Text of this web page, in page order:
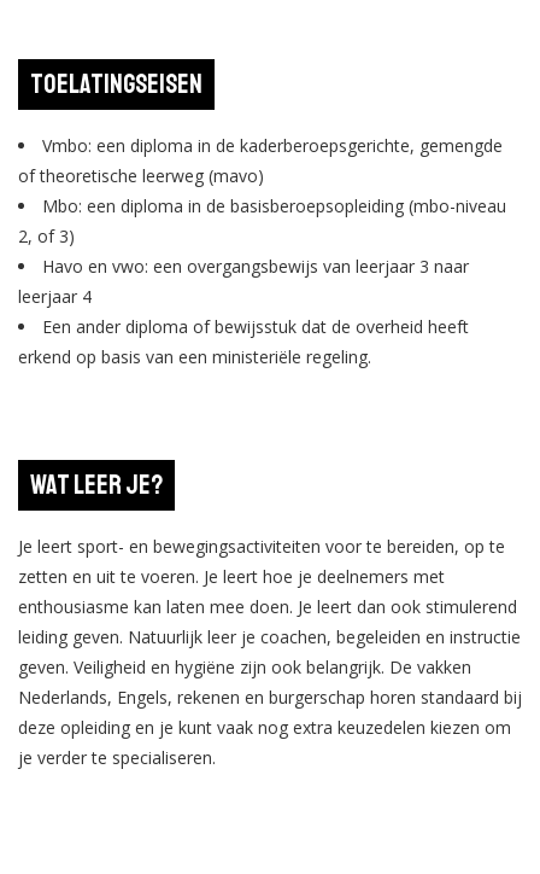
Toelatingseisen
Vmbo: een diploma in de kaderberoepsgerichte, gemengde
of theoretische leerweg (mavo)
Mbo: een diploma in de basisberoepsopleiding (mbo-niveau
2, of 3)
Havo en vwo: een overgangsbewijs van leerjaar 3 naar
leerjaar 4
Een ander diploma of bewijsstuk dat de overheid heeft
erkend op basis van een ministeriële regeling.
Wat leer je?
Je leert sport- en bewegingsactiviteiten voor te bereiden, op te
zetten en uit te voeren. Je leert hoe je deelnemers met
enthousiasme kan laten mee doen. Je leert dan ook stimulerend
leiding geven. Natuurlijk leer je coachen, begeleiden en instructie
geven. Veiligheid en hygiëne zijn ook belangrijk. De vakken
Nederlands, Engels, rekenen en burgerschap horen standaard bij
deze opleiding en je kunt vaak nog extra keuzedelen kiezen om
je verder te specialiseren.